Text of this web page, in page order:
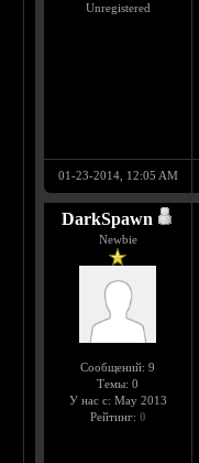
Unregistered
01-23-2014, 12:05 AM
DarkSpawn
Newbie
Сообщений: 9
Темы: 0
У нас с: May 2013
Рейтинг: 0